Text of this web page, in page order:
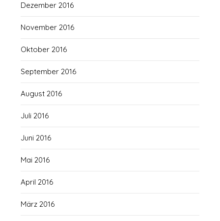
Dezember 2016
November 2016
Oktober 2016
September 2016
August 2016
Juli 2016
Juni 2016
Mai 2016
April 2016
März 2016